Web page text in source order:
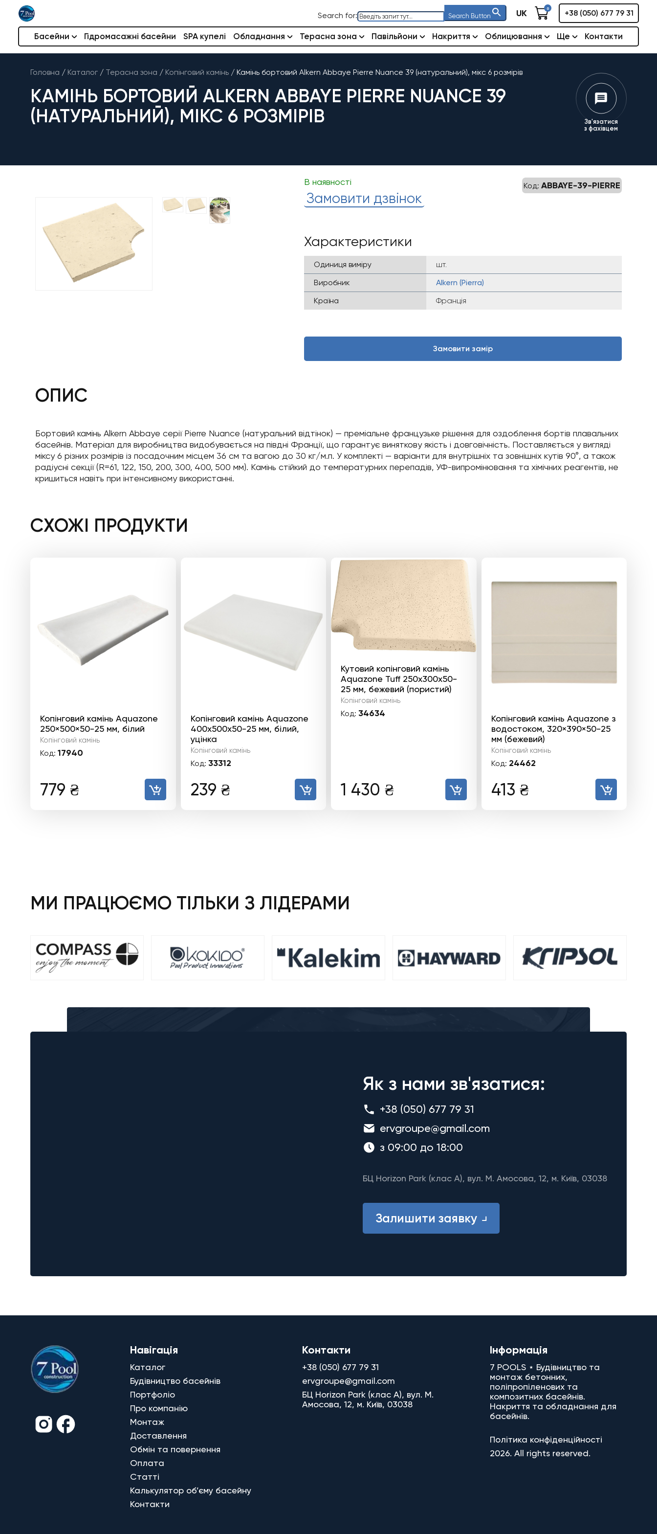
Search for: Search Button UK 0
+38 (050) 677 79 31
Басейни Гідромасажні басейни SPA купелі Обладнання Терасна зона Павільйони Накриття Облицювання Ще Контакти
Головна / Каталог / Терасна зона / Копінговий камінь / Камінь бортовий Alkern Abbaye Pierre Nuance 39 (натуральний), мікс 6 розмірів
КАМІНЬ БОРТОВИЙ ALKERN ABBAYE PIERRE NUANCE 39
(НАТУРАЛЬНИЙ), МІКС 6 РОЗМІРІВ
Зв'язатися
з фахівцем
Код: ABBAYE-39-PIERRE
В наявності
Замовити дзвінок
Характеристики
Одиниця виміру
шт.
Виробник
Alkern (Pierra)
Країна
Франція
Замовити замір
ОПИС
Бортовий камінь Alkern Abbaye серії Pierre Nuance (натуральний відтінок) — преміальне французьке рішення для оздоблення бортів плавальних
басейнів. Матеріал для виробництва видобувається на півдні Франції, що гарантує виняткову якість і довговічність. Поставляється у вигляді
міксу 6 різних розмірів із посадочним місцем 36 см та вагою до 30 кг/м.п. У комплекті — варіанти для внутрішніх та зовнішніх кутів 90°, а також
радіусні секції (R=61, 122, 150, 200, 300, 400, 500 мм). Камінь стійкий до температурних перепадів, УФ-випромінювання та хімічних реагентів, не
кришиться навіть при інтенсивному використанні.
СХОЖІ ПРОДУКТИ
Копінговий камінь Aquazone
250×500×50-25 мм, білий
Копінговий камінь
Код: 17940
779 ₴
Копінговий камінь Aquazone
400x500x50-25 мм, білий,
уцінка
Копінговий камінь
Код: 33312
239 ₴
Кутовий копінговий камінь
Aquazone Tuff 250x300x50-
25 мм, бежевий (пористий)
Копінговий камінь
Код: 34634
1 430 ₴
Копінговий камінь Aquazone з
водостоком, 320×390×50-25
мм (бежевий)
Копінговий камінь
Код: 24462
413 ₴
МИ ПРАЦЮЄМО ТІЛЬКИ З ЛІДЕРАМИ
Як з нами зв'язатися:
+38 (050) 677 79 31
ervgroupe@gmail.com
з 09:00 до 18:00
БЦ Horizon Park (клас A), вул. М. Амосова, 12, м. Київ, 03038
Залишити заявку
Навігація
Каталог
Будівництво басейнів
Портфоліо
Про компанію
Монтаж
Доставлення
Обмін та повернення
Оплата
Статті
Калькулятор об’єму басейну
Контакти
Контакти
+38 (050) 677 79 31
ervgroupe@gmail.com
БЦ Horizon Park (клас A), вул. М.
Амосова, 12, м. Київ, 03038
Інформація
7 POOLS ⋆ Будівництво та
монтаж бетонних,
поліпропіленових та
композитних басейнів.
Накриття та обладнання для
басейнів.
Політика конфіденційності
2026. All rights reserved.